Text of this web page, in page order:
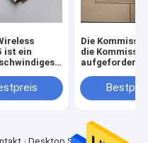
ist ein
drahtloses
Die
die
aufgefordert,
dem
eine
Parlaments
Rates zur